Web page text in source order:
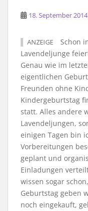
18. September 2014
ANZEIGE
Schon
Lavendeljunge
Genau wie im
eigentlichen
Freunden ohne
Kindergeburtstag
statt. Alles andere
Lavendeljungen,
einigen Tagen bin
Vorbereitungen
geplant und
Einladungen
wissen sogar
Geburtstag geben
noch eingekauft,